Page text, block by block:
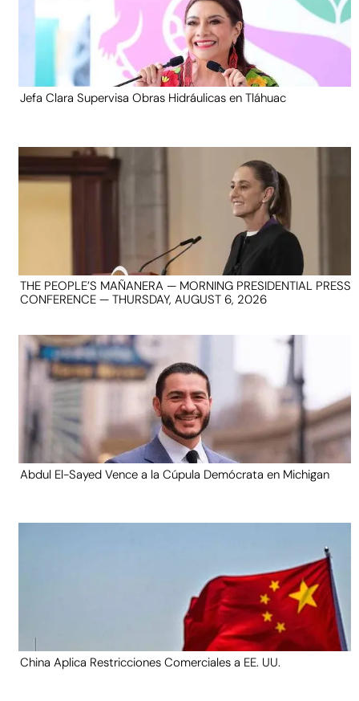
Jefa Clara Supervisa Obras Hidráulicas en Tláhuac
THE PEOPLE’S MAÑANERA — MORNING PRESIDENTIAL PRESS
CONFERENCE — THURSDAY, AUGUST 6, 2026
Abdul El-Sayed Vence a la Cúpula Demócrata en Michigan
China Aplica Restricciones Comerciales a EE. UU.